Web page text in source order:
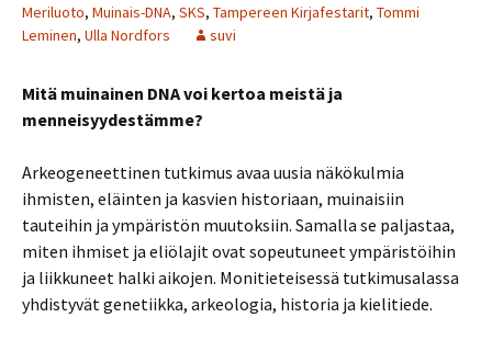
Meriluoto, Muinais-DNA, SKS, Tampereen Kirjafestarit, Tommi
Leminen, Ulla Nordfors suvi
Mitä muinainen DNA voi kertoa meistä ja
menneisyydestämme?
Arkeogeneettinen tutkimus avaa uusia näkökulmia
ihmisten, eläinten ja kasvien historiaan, muinaisiin
tauteihin ja ympäristön muutoksiin. Samalla se paljastaa,
miten ihmiset ja eliölajit ovat sopeutuneet ympäristöihin
ja liikkuneet halki aikojen. Monitieteisessä tutkimusalassa
yhdistyvät genetiikka, arkeologia, historia ja kielitiede.